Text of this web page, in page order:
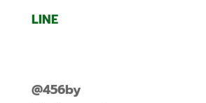
LINE
@456by